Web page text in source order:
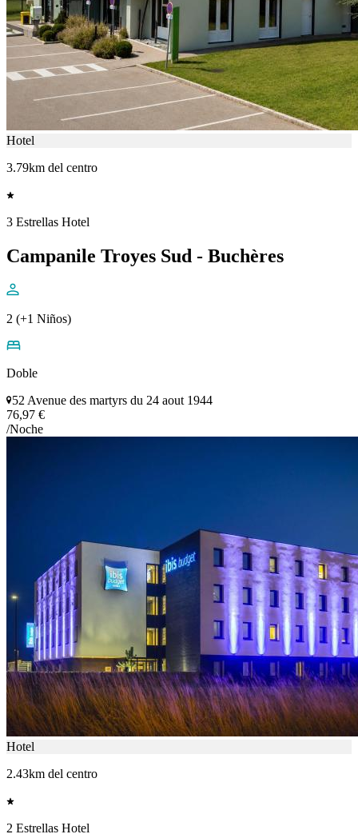
Hotel
3.79km del centro
3 Estrellas Hotel
Campanile Troyes Sud - Buchères
2 (+1 Niños)
Doble
52 Avenue des martyrs du 24 aout 1944
76,97 €
/Noche
Hotel
2.43km del centro
2 Estrellas Hotel